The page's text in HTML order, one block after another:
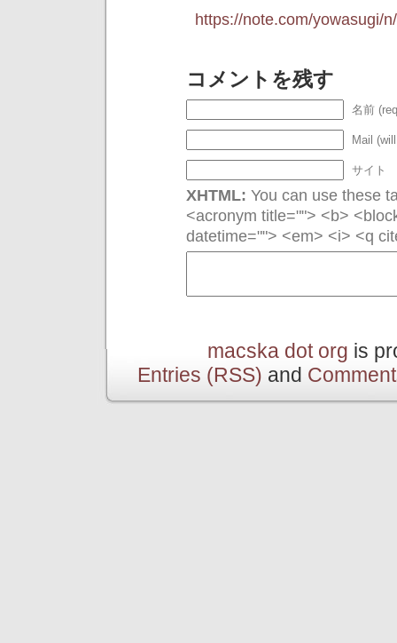
https://note.com/yowasugi/
コメントを残す
名前
Mail
サイト
XHTML: You can use these
<acronym title=""> <b>
datetime=""> <em> <i> <q
macska dot org is
Entries (RSS) and